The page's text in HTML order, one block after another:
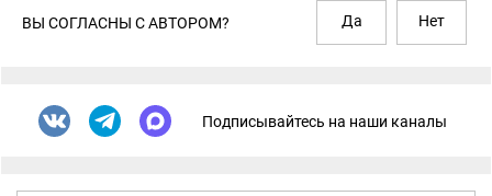
ВЫ СОГЛАСНЫ С АВТОРОМ? Да Нет
Подписывайтесь на наши каналы